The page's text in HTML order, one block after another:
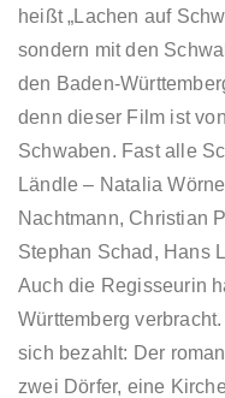
heißt „Lachen auf
sondern mit den
den Baden-
denn dieser Film ist
Schwaben. Fast alle
Ländle – Natalia
Nachtmann, Christian
Stephan Schad, Hans
Auch die Regisseurin
Württemberg
sich bezahlt: Der
zwei Dörfer, eine